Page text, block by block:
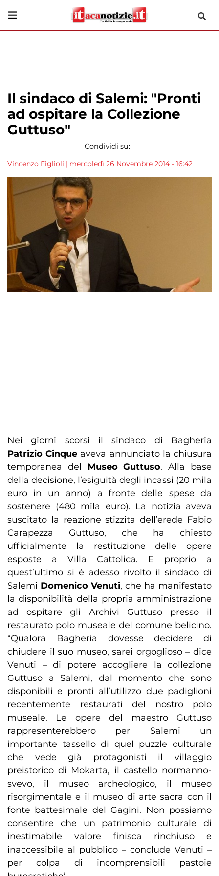
Il sindaco di Salemi: "Pronti
ad ospitare la Collezione
Guttuso"
Condividi su:
Vincenzo Figlioli | mercoledì 26 Novembre 2014 - 16:42
Nei giorni scorsi il sindaco di Bagheria
Patrizio Cinque aveva annunciato la chiusura
temporanea del Museo Guttuso. Alla base
della decisione, l’esiguità degli incassi (20 mila
euro in un anno) a fronte delle spese da
sostenere (480 mila euro). La notizia aveva
suscitato la reazione stizzita dell’erede Fabio
Carapezza Guttuso, che ha chiesto
ufficialmente la restituzione delle opere
esposte a Villa Cattolica. E proprio a
quest’ultimo si è adesso rivolto il sindaco di
Salemi Domenico Venuti, che ha manifestato
la disponibilità della propria amministrazione
ad ospitare gli Archivi Guttuso presso il
restaurato polo museale del comune belicino.
“Qualora Bagheria dovesse decidere di
chiudere il suo museo, sarei orgoglioso – dice
Venuti – di potere accogliere la collezione
Guttuso a Salemi, dal momento che sono
disponibili e pronti all’utilizzo due padiglioni
recentemente restaurati del nostro polo
museale. Le opere del maestro Guttuso
rappresenterebbero per Salemi un
importante tassello di quel puzzle culturale
che vede già protagonisti il villaggio
preistorico di Mokarta, il castello normanno-
svevo, il museo archeologico, il museo
risorgimentale e il museo di arte sacra con il
fonte battesimale del Gagini. Non possiamo
consentire che un patrimonio culturale di
inestimabile valore finisca rinchiuso e
inaccessibile al pubblico – conclude Venuti –
per colpa di incomprensibili pastoie